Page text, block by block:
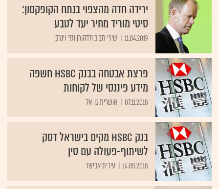
ירידה חדה מהצפוי בנתח הקופקסון:
סיטי מוריד מחיר יעד לטבע
11.04.2019 שירי חביב ולדהורן וגלי וינרב
פרצת אבטחה בבנק HSBC חשפה
מידע פיננסי של לקוחות
07.11.2018 אושרית גן-אל
בנק HSBC מקים בישראל דסק
לשיתוף-פעולה עם סין
14.05.2018 עירית אבישר